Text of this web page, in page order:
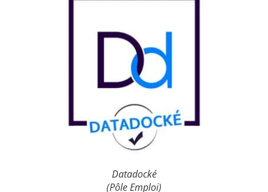
Datadocké
(Pôle Emploi)